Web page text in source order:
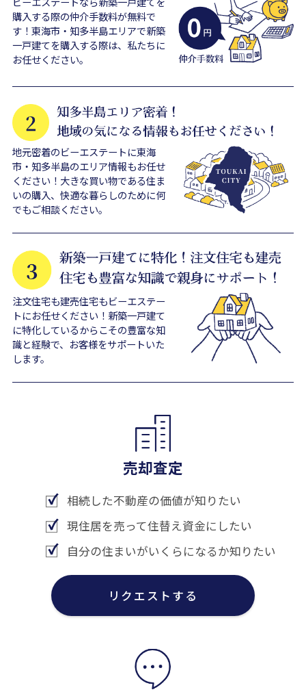
購入する際の仲介手数料が無料で
す！東海市・知多半島エリアで新築
一戸建てを購入する際は、私たちに
お任せください。
地元密着のビーエステートに東海
市・知多半島のエリア情報もお任せ
ください！大きな買い物である住ま
いの購入、快適な暮らしのために何
でもご相談ください。
注文住宅も建売住宅もビーエステー
トにお任せください！新築一戸建て
に特化しているからこその豊富な知
識と経験で、お客様をサポートいた
します。
売却査定
相続した不動産の価値が知りたい
現住居を売って住替え資金にしたい
自分の住まいがいくらになるか知りたい
リクエストする